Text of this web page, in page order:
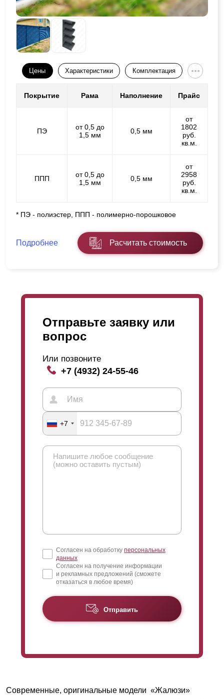
Цены Характеристики Комплектация
Покрытие Рама Наполнение Прайс
ПЭ
от 0,5 до
1,5 мм
0,5 мм
от
1802
руб.
кв.м.
ППП
от 0,5 до
1,5 мм
0,5 мм
от
2958
руб.
кв.м.
* ПЭ - полиэстер, ППП - полимерно-порошковое
Подробнее Расчитать стоимость
Отправьте заявку или
вопрос
Или позвоните
+7 (4932) 24-55-46
+7
Согласен на обработку персональных
данных
Согласен на получение информации
и рекламных предложений (сможете
отказаться в любое время)
Отправить
Современные, оригинальные модели «Жалюзи»